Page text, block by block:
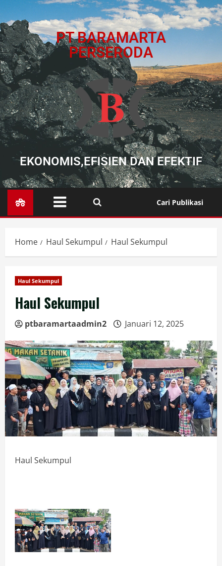
PT BARAMARTA
PERSERODA
EKONOMIS,EFISIEN DAN EFEKTIF
Cari Publikasi
Home Haul Sekumpul Haul Sekumpul
Haul Sekumpul
Haul Sekumpul
ptbaramartaadmin2 Januari 12, 2025
Haul Sekumpul